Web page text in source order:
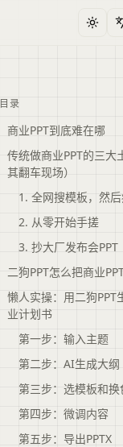
主题
目录
商业PPT到底难在哪
传统做商业PPT的三大
其翻车现场）
1. 全网搜模板，然
2. 从零开始手搓
3. 抄大厂发布会PPT
二狗PPT怎么把商业
懒人实操：用二狗PPT
业计划书
第一步：输入主题
第二步：AI生成大纲
第三步：选模板和换
第四步：微调内容
第五步：导出PPTX